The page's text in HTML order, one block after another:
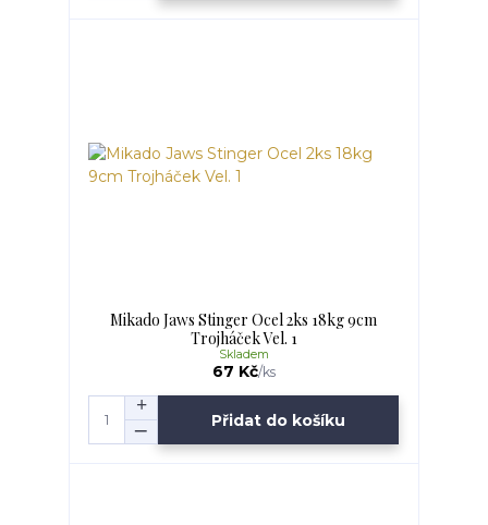
Mikado Jaws Stinger Ocel 2ks 18kg 9cm
Trojháček Vel. 1
67 Kč/ks
Skladem
Přidat do košíku